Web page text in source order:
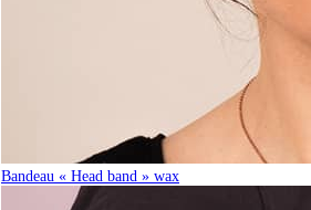
Bandeau « Head band » wax